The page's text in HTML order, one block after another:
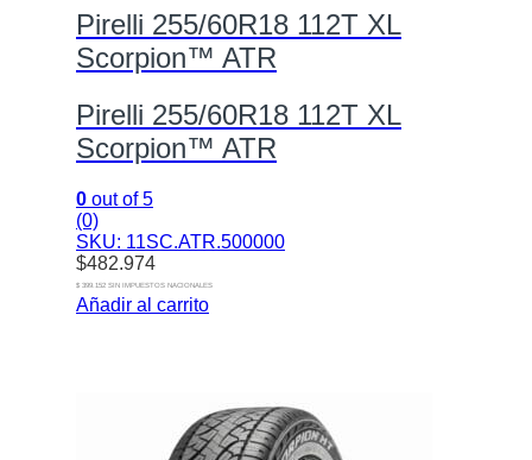
Pirelli 255/60R18 112T XL
Scorpion™ ATR
Pirelli 255/60R18 112T XL
Scorpion™ ATR
0 out of 5
(0)
SKU: 11SC.ATR.500000
$482.974
$ 399.152 SIN IMPUESTOS NACIONALES
Añadir al carrito